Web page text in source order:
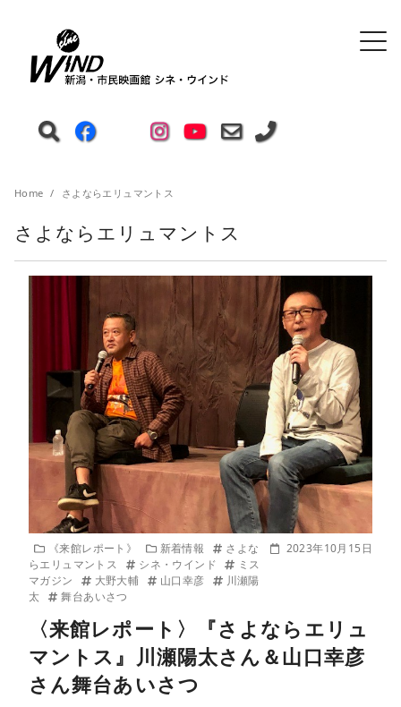
Home さよならエリュマントス
さよならエリュマントス
《来館レポート》 新着情報
さよな
らエリュマントス
シネ・ウインド
ミス
マガジン
大野大輔 山口幸彦
川瀬陽
太
舞台あいさつ
2023年10月15日
〈来館レポート〉『さよならエリュ
マントス』川瀬陽太さん＆山口幸彦
さん舞台あいさつ